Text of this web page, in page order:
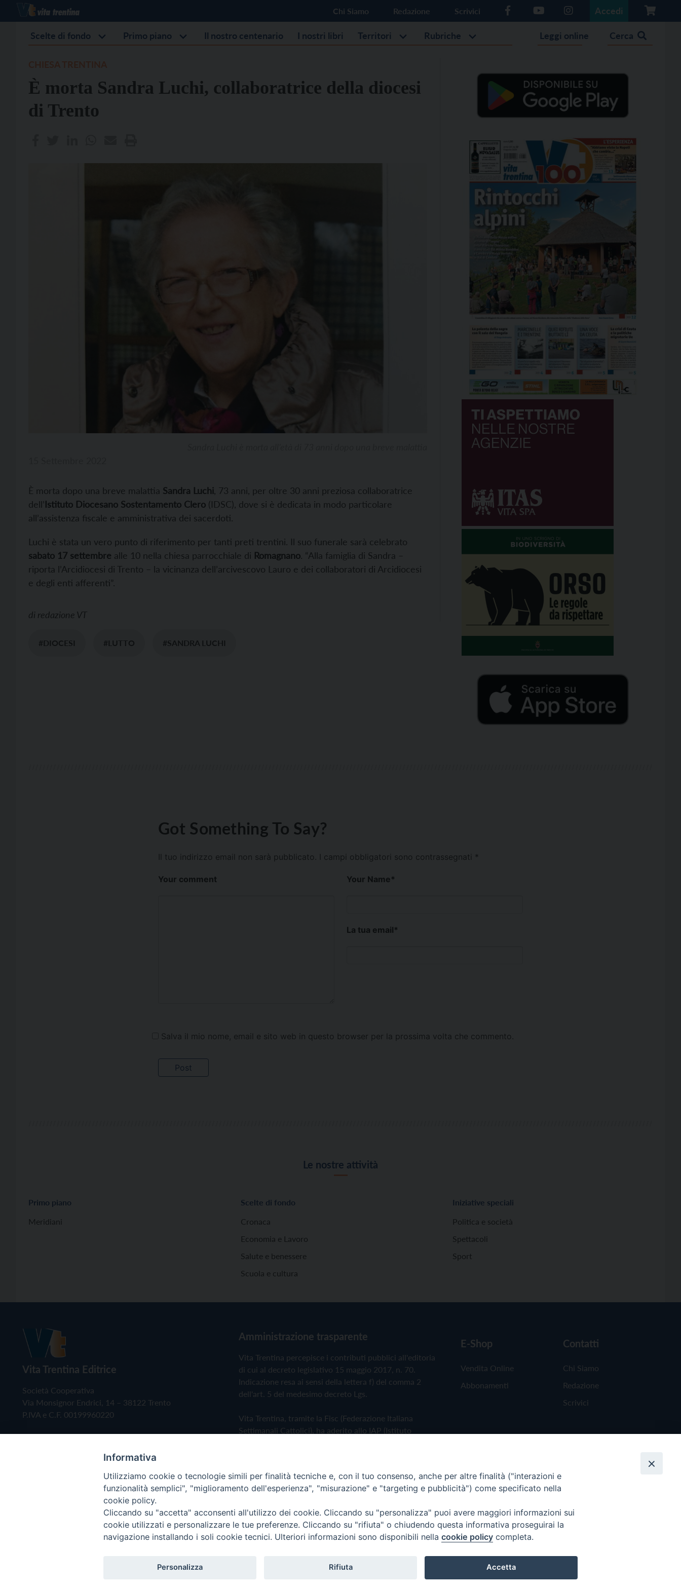
Chi Siamo Redazione Scrivici Accedi
Scelte di fondo Primo piano Il nostro centenario I nostri libri Territori Rubriche Leggi online Cerca
È morta Sandra Luchi, collaboratrice della diocesi
di Trento
È morta dopo una breve malattia Sandra Luchi , 73 anni, per oltre 30 anni preziosa collaboratrice
dell’Istituto Diocesano Sostentamento Clero (IDSC), dove si è dedicata in modo particolare
all’assistenza fiscale e amministrativa dei sacerdoti.
Luchi è stata un vero punto di riferimento per tanti preti trentini. Il suo funerale sarà celebrato
sabato 17 settembre alle 10 nella chiesa parrocchiale di Romagnano. “Alla famiglia di Sandra –
riporta l’Arcidiocesi di Trento – la vicinanza dell’arcivescovo Lauro e dei collaboratori di Arcidiocesi
e degli enti afferenti”.
di redazione VT
#DIOCESI #LUTTO #SANDRA LUCHI
Got Something To Say?
Il tuo indirizzo email non sarà pubblicato. I campi obbligatori sono contrassegnati *
Your comment Your Name*
La tua email*
Salva il mio nome, email e sito web in questo browser per la prossima volta che commento.
Le nostre attività
Primo piano
Meridiani
Scelte di fondo
Cronaca
Economia e Lavoro
Salute e benessere
Scuola e cultura
Iniziative speciali
Politica e società
Spettacoli
Sport
Vita Trentina Editrice
Società Cooperativa
Via Monsignor Endrici, 14 – 38122 Trento
P.IVA e C.F. 00199960220
Amministrazione trasparente
Vita Trentina percepisce i contributi pubblici all'editoria
di cui al decreto legislativo 15 maggio 2017, n. 70.
Indicazione resa ai sensi della lettera f) del comma 2
dell'art. 5 del medesimo decreto Lgs.
Vita Trentina, tramite la Fisc (Federazione Italiana
Settimanali Cattolici), ha aderito allo IAP (Istituto
Privacy Policy Cookie Policy
E-Shop
Vendita Online
Abbonamenti
Contatti
Chi Siamo
Redazione
Scrivici
Copyright © 2019 - Tutti i diritti riservati - Vita Trentina Editrice
Informativa
Utilizziamo cookie o tecnologie simili per finalità tecniche e, con il tuo consenso, anche per altre finalità ("interazioni e
funzionalità semplici", "miglioramento dell'esperienza", "misurazione" e "targeting e pubblicità") come specificato nella
cookie policy.
Cliccando su "accetta" acconsenti all'utilizzo dei cookie. Cliccando su "personalizza" puoi avere maggiori informazioni sui
cookie utilizzati e personalizzare le tue preferenze. Cliccando su "rifiuta" o chiudendo questa informativa proseguirai la
navigazione installando i soli cookie tecnici. Ulteriori informazioni sono disponibili nella cookie policy completa.
Personalizza Rifiuta Accetta